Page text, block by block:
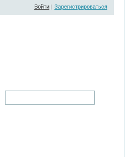
Войти | Зарегистрироваться